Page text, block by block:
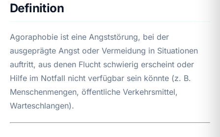
Definition
Agoraphobie ist eine Angststörung, bei der
ausgeprägte Angst oder Vermeidung in Situationen
auftritt, aus denen Flucht schwierig erscheint oder
Hilfe im Notfall nicht verfügbar sein könnte (z. B.
Menschenmengen, öffentliche Verkehrsmittel,
Warteschlangen).